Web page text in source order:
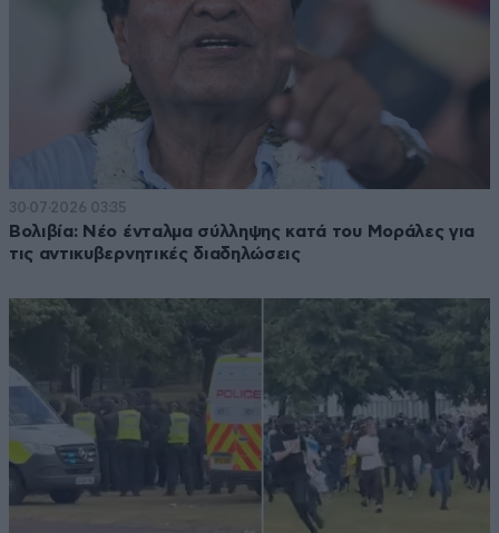
30·07·2026 03:35
Βολιβία: Νέο ένταλμα σύλληψης κατά του Μοράλες για
τις αντικυβερνητικές διαδηλώσεις